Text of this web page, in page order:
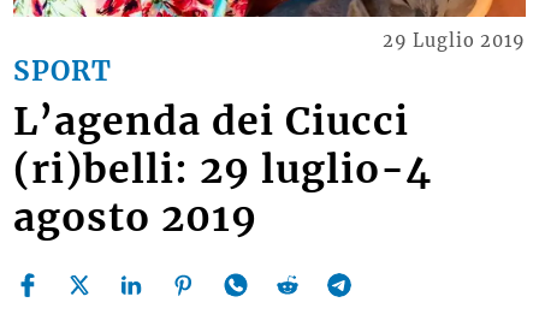
SPORT
29 Luglio 2019
L’agenda dei Ciucci
(ri)belli: 29 luglio-4
agosto 2019